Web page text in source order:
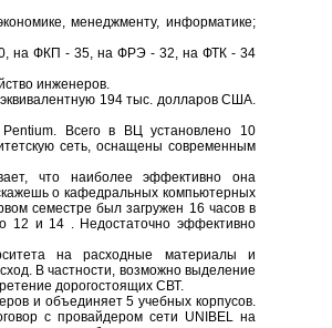
менеджменту, информатике;
на ФКП - 35, на ФРЭ - 32, на ФТК - 34
инженеров.
194 тыс. долларов США.
Всего в ВЦ установлено 10
сеть, оснащены современным
что наиболее эффективно она
о кафедральных компьютерных
семестре был загружен 16 часов в
12 и 14 . Недостаточно эффективно
на расходные материалы и
В частности, возможно выделение
дорогостоящих СВТ.
и объединяет 5 учебных корпусов.
с провайдером сети UNIBEL на